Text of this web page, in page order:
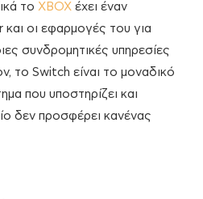
το XBOX έχει έναν
και οι εφαρμογές του για
συνδρομητικές υπηρεσίες
το Switch είναι το μοναδικό
που υποστηρίζει και
δεν προσφέρει κανένας